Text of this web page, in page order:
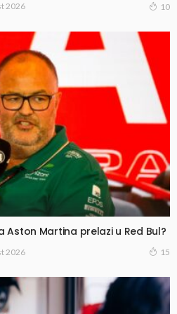
2026 10
Aston Martina prelazi u Red Bul?
2026 15